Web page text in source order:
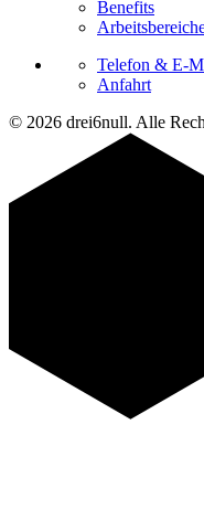
Benefits
Telefon & E-
Anfahrt
© 2026 drei6null. Alle